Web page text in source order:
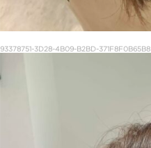
93378751-3D28-4B09-B2BD-371F8F0B65B8